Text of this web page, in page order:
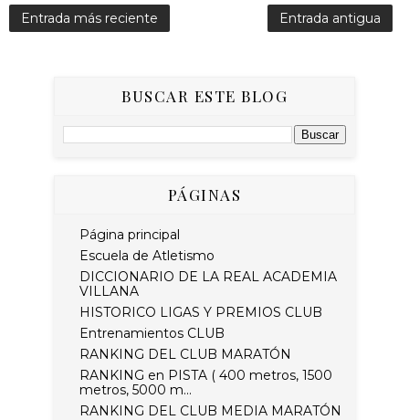
Entrada más reciente Entrada antigua
BUSCAR ESTE BLOG
PÁGINAS
Página principal
Escuela de Atletismo
DICCIONARIO DE LA REAL ACADEMIA
VILLANA
HISTORICO LIGAS Y PREMIOS CLUB
Entrenamientos CLUB
RANKING DEL CLUB MARATÓN
RANKING en PISTA ( 400 metros, 1500
metros, 5000 m...
RANKING DEL CLUB MEDIA MARATÓN